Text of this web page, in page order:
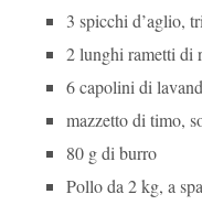
3 spicchi d’aglio,
2 lunghi rametti di
6 capolini di
mazzetto di timo,
80 g di burro
Pollo da 2 kg, a